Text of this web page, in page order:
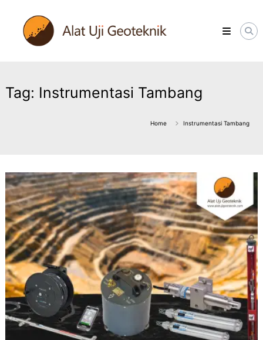
content
ALATUJIGEOTEKNIK.COM
DISTRIBUTOR
INSTRUMENT
Tag: Instrumentasi Tambang
Home Instrumentasi Tambang